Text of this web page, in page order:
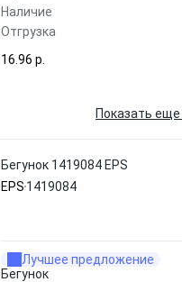
Наличие
Отгрузка
16.96 p.
Показать
Бегунок 1419084 EPS
EPS 1419084
Лучшее предложение
Бегунок